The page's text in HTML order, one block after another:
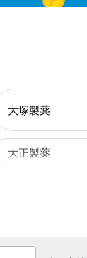
大塚製薬
大正製薬